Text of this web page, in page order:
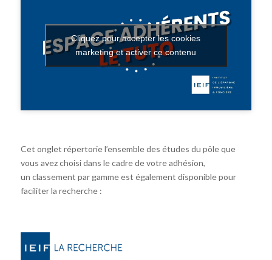
Cliquez pour accepter les cookies
marketing et activer ce contenu
Cet onglet répertorie l’ensemble des études du pôle que
vous avez choisi dans le cadre de votre adhésion,
un classement par gamme est également disponible pour
faciliter la recherche :